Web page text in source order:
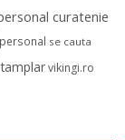
curatenie
se cauta
tamplar vikingi.ro